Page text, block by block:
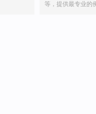
等，提供最专业的